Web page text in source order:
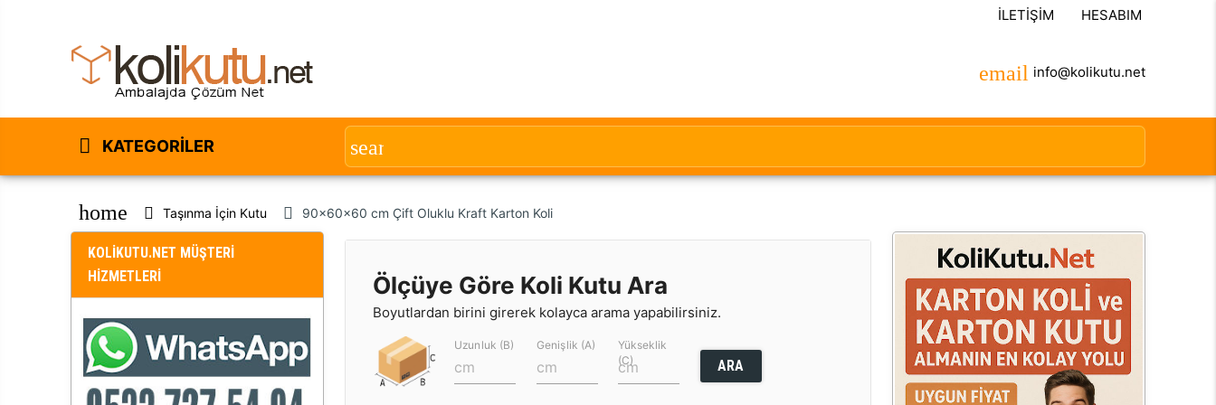
İLETIŞIM HESABIM
info@kolikutu.net
KATEGORILER
home Taşınma İçin Kutu 90x60x60 cm Çift Oluklu Kraft Karton Koli
KOLİKUTU.NET MÜŞTERİ
HİZMETLERİ
Ölçüye Göre Koli Kutu Ara
Boyutlardan birini girerek kolayca arama yapabilirsiniz.
Uzunluk (B) Genişlik (A)
Yükseklik
(C)
ARA